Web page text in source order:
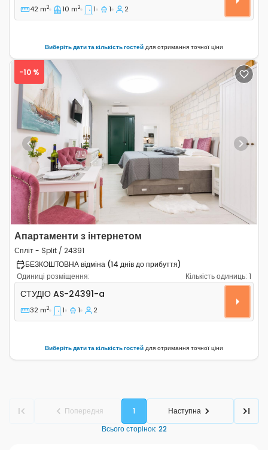
42 m2 10 m2 1 1 2
Виберіть дати та кількість гостей для отримання точної ціни
Previous Next
-10 %
Апартаменти з інтернетом
Спліт - Split / 24391
БЕЗКОШТОВНА відміна (14 днів до прибуття)
Одиниці розміщення:
Кількість одиниць: 1
Студіо-апартаменти Спліт - Split AS-24391-a
СТУДІО AS-24391-a
32 m2 1 1 2
Виберіть дати та кількість гостей для отримання точної ціни
Попередня 1
Наступна
Всього сторінок: 22